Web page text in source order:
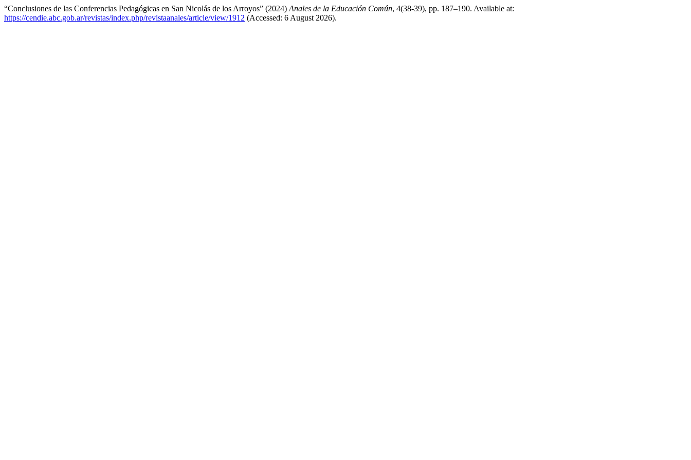
“Conclusiones de las Conferencias Pedagógicas en San Nicolás de los Arroyos” (2024) Anales de la Educación Común, 4(38-39), pp. 187–190. Available at:
https://cendie.abc.gob.ar/revistas/index.php/revistaanales/article/view/1912 (Accessed: 6 August 2026).